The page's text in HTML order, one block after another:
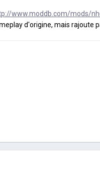
www.moddb.com/mods/
d'origine, mais rajoute